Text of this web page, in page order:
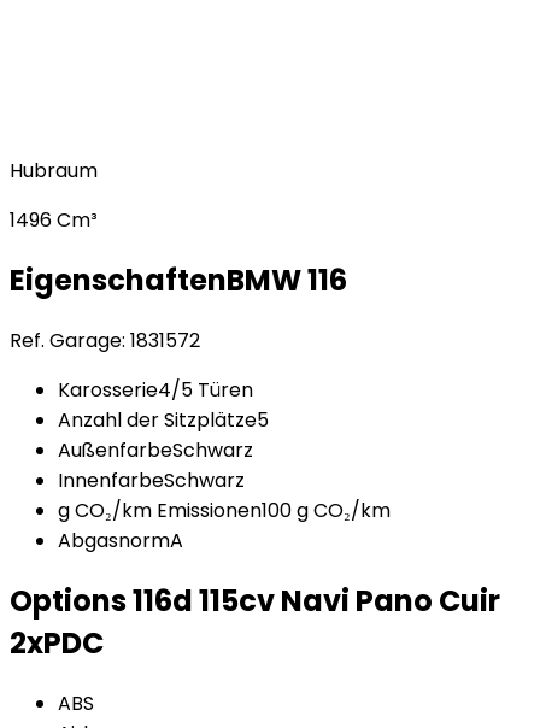
Hubraum
1496 Cm³
EigenschaftenBMW116
Ref. Garage: 1831572
Karosserie4/5 Türen
Anzahl der Sitzplätze5
AußenfarbeSchwarz
InnenfarbeSchwarz
g CO₂/km Emissionen100 g CO₂/km
AbgasnormA
Options116d 115cv Navi Pano Cuir
2xPDC
ABS